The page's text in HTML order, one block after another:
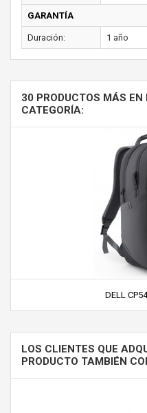
GARANTÍA
Duración: 1 año
30 PRODUCTOS MÁS
CATEGORÍA:
DELL
LOS CLIENTES QUE
PRODUCTO TAMBIÉN